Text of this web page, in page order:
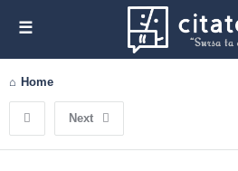
Home
Next